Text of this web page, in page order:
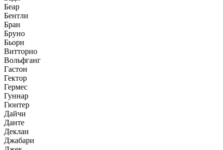
Беар
Бентли
Бран
Бруно
Бьорн
Витторио
Вольфганг
Гастон
Гектор
Гермес
Гуннар
Гюнтер
Дайчи
Данте
Деклан
Джабари